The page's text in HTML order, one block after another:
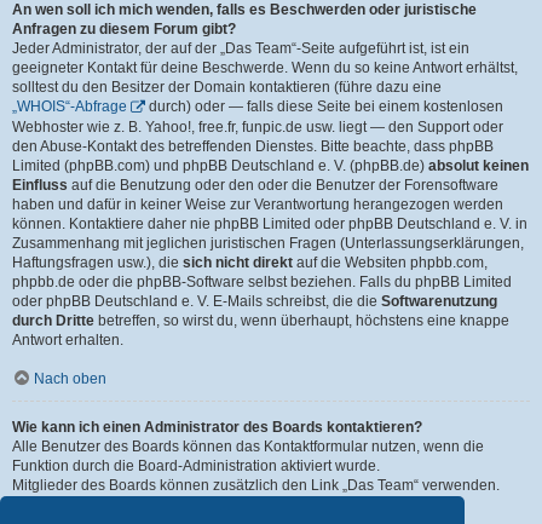
An wen soll ich mich wenden, falls es Beschwerden oder juristische
Anfragen zu diesem Forum gibt?
Jeder Administrator, der auf der „Das Team“-Seite aufgeführt ist, ist ein
geeigneter Kontakt für deine Beschwerde. Wenn du so keine Antwort erhältst,
solltest du den Besitzer der Domain kontaktieren (führe dazu eine
„WHOIS“-Abfrage
durch) oder — falls diese Seite bei einem kostenlosen
Webhoster wie z. B. Yahoo!, free.fr, funpic.de usw. liegt — den Support oder
den Abuse-Kontakt des betreffenden Dienstes. Bitte beachte, dass phpBB
Limited (phpBB.com) und phpBB Deutschland e. V. (phpBB.de) absolut keinen
Einfluss auf die Benutzung oder den oder die Benutzer der Forensoftware
haben und dafür in keiner Weise zur Verantwortung herangezogen werden
können. Kontaktiere daher nie phpBB Limited oder phpBB Deutschland e. V. in
Zusammenhang mit jeglichen juristischen Fragen (Unterlassungserklärungen,
Haftungsfragen usw.), die sich nicht direkt auf die Websiten phpbb.com,
phpbb.de oder die phpBB-Software selbst beziehen. Falls du phpBB Limited
oder phpBB Deutschland e. V. E-Mails schreibst, die die Softwarenutzung
durch Dritte betreffen, so wirst du, wenn überhaupt, höchstens eine knappe
Antwort erhalten.
Nach oben
Wie kann ich einen Administrator des Boards kontaktieren?
Alle Benutzer des Boards können das Kontaktformular nutzen, wenn die
Funktion durch die Board-Administration aktiviert wurde.
Mitglieder des Boards können zusätzlich den Link „Das Team“ verwenden.